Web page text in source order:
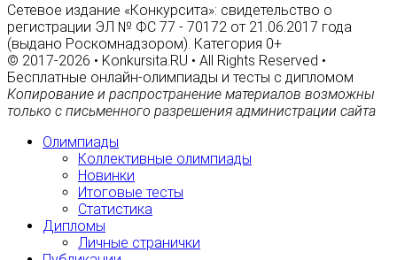
Сетевое издание «Конкурсита»: свидетельство о
регистрации ЭЛ № ФС 77 - 70172 от 21.06.2017 года
(выдано Роскомнадзором). Категория 0+
© 2017-2026 • Konkursita.RU • All Rights Reserved •
Бесплатные онлайн-олимпиады и тесты с дипломом
Копирование и распространение материалов возможны
только с письменного разрешения администрации сайта
Олимпиады
Коллективные олимпиады
Новинки
Итоговые тесты
Статистика
Дипломы
Личные странички